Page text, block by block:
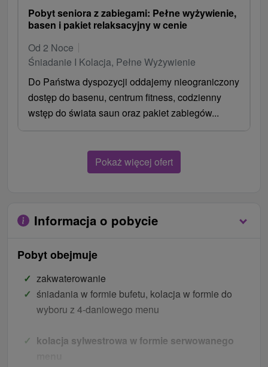
Pobyt seniora z zabiegami: Pełne wyżywienie,
basen i pakiet relaksacyjny w cenie
Od 2 Noce
Śniadanie I Kolacja, Pełne Wyżywienie
Do Państwa dyspozycji oddajemy nieograniczony
dostęp do basenu, centrum fitness, codzienny
wstęp do świata saun oraz pakiet zabiegów...
Pokaż więcej ofert
Informacja o pobycie
Pobyt obejmuje
zakwaterowanie
śniadania w formie bufetu, kolacja w formie do
wyboru z 4-daniowego menu
kolacja sylwestrowa w formie serwowanego